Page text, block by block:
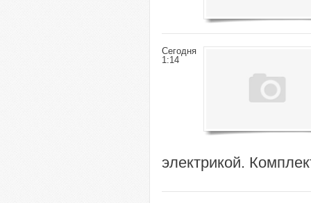
Сегодня
1:14
электрикой.